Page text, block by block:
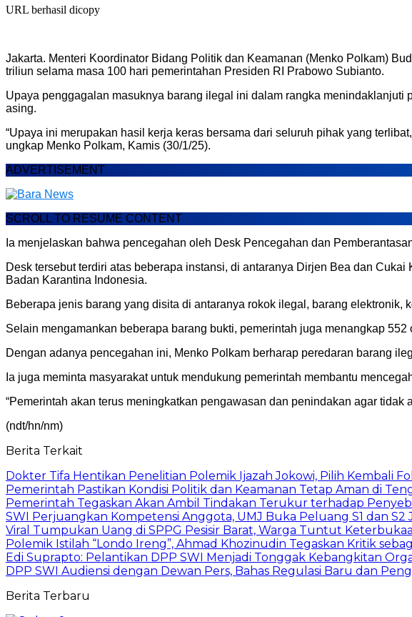
URL berhasil dicopy
Jakarta. Menteri Koordinator Bidang Politik dan Keamanan (Menko Polkam)
triliun selama masa 100 hari pemerintahan Presiden RI Prabowo Subianto.
Upaya penggagalan masuknya barang ilegal ini dalam rangka
asing.
“Upaya ini merupakan hasil kerja keras bersama dari seluruh pihak yang
ungkap Menko Polkam, Kamis (30/1/25).
ADVERTISEMENT
SCROLL TO RESUME CONTENT
Ia menjelaskan bahwa pencegahan oleh Desk Pencegahan dan
Desk tersebut terdiri atas beberapa instansi, di antaranya Dirjen Bea dan
Badan Karantina Indonesia.
Beberapa jenis barang yang disita di antaranya rokok ilegal, barang elektronik,
Selain mengamankan beberapa barang bukti, pemerintah juga menangkap
Dengan adanya pencegahan ini, Menko Polkam berharap peredaran barang
Ia juga meminta masyarakat untuk mendukung pemerintah membantu
“Pemerintah akan terus meningkatkan pengawasan dan penindakan agar
(ndt/hn/nm)
Berita Terkait
Dokter Tifa Hentikan Penelitian Polemik Ijazah Jokowi, Pilih Kembali
Pemerintah Pastikan Kondisi Politik dan Keamanan Tetap Aman di
Pemerintah Tegaskan Akan Ambil Tindakan Terukur terhadap
SWI Perjuangkan Kompetensi Anggota, UMJ Buka Peluang S1 dan S2
Viral Tumpukan Uang di SPPG Pesisir Barat, Warga Tuntut
Polemik Istilah “Londo Ireng”, Ahmad Khozinudin Tegaskan Kritik
Edi Suprapto: Pelantikan DPP SWI Menjadi Tonggak Kebangkitan
DPP SWI Audiensi dengan Dewan Pers, Bahas Regulasi Baru dan
Berita Terbaru